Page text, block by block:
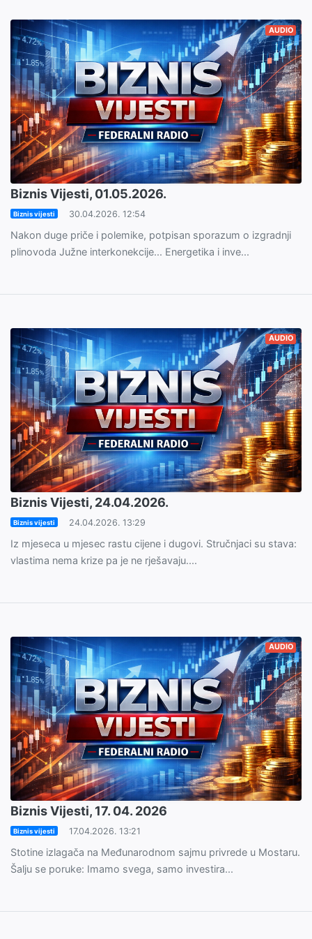
AUDIO
Biznis Vijesti, 01.05.2026.
Biznis vijesti 30.04.2026. 12:54
Nakon duge priče i polemike, potpisan sporazum o izgradnji
plinovoda Južne interkonekcije... Energetika i inve...
AUDIO
Biznis Vijesti, 24.04.2026.
Biznis vijesti 24.04.2026. 13:29
Iz mjeseca u mjesec rastu cijene i dugovi. Stručnjaci su stava:
vlastima nema krize pa je ne rješavaju....
AUDIO
Biznis Vijesti, 17. 04. 2026
Biznis vijesti 17.04.2026. 13:21
Stotine izlagača na Međunarodnom sajmu privrede u Mostaru.
Šalju se poruke: Imamo svega, samo investira...